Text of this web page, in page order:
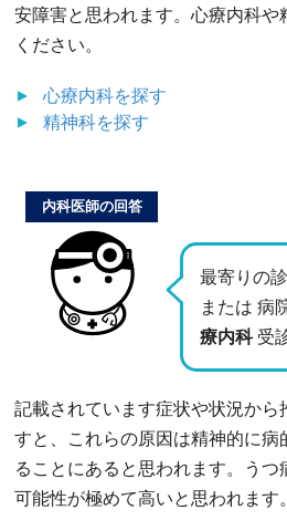
安障害と思われます。心療内科や
ください。
心療内科を探す
精神科を探す
最寄りの
または 病
療内科 受
内科医師の回答
記載されています症状や状況から
すと、これらの原因は精神的に病
ることにあると思われます。うつ
可能性が極めて高いと思われます。